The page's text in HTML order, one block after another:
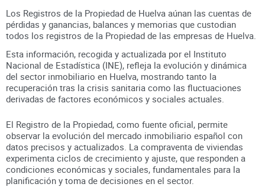
Los Registros de la Propiedad de Huelva aúnan las cuentas de
pérdidas y ganancias, balances y memorias que custodian
todos los registros de la Propiedad de las empresas de Huelva
Esta información, recogida y actualizada por el Instituto
Nacional de Estadística (INE), refleja la evolución y dinámica
del sector inmobiliario en Huelva, mostrando tanto la
recuperación tras la crisis sanitaria como las fluctuaciones
derivadas de factores económicos y sociales actuales.
El Registro de la Propiedad, como fuente oficial, permite
observar la evolución del mercado inmobiliario español con
datos precisos y actualizados. La compraventa de viviendas
experimenta ciclos de crecimiento y ajuste, que responden a
condiciones económicas y sociales, fundamentales para la
planificación y toma de decisiones en el sector.